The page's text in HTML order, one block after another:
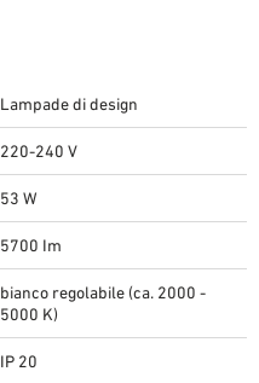
Lampade di design
220-240 V
53 W
5700 Im
bianco regolabile (ca. 2000 -
5000 K)
IP 20